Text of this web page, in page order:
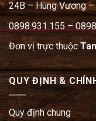
24B – Hùng Vương
0898.931.155 –
Đơn vị trực thuộc
QUY ĐỊNH &
Quy định chung